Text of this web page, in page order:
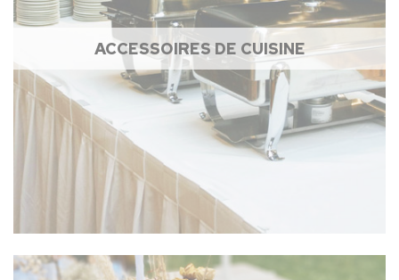
ACCESSOIRES DE CUISINE